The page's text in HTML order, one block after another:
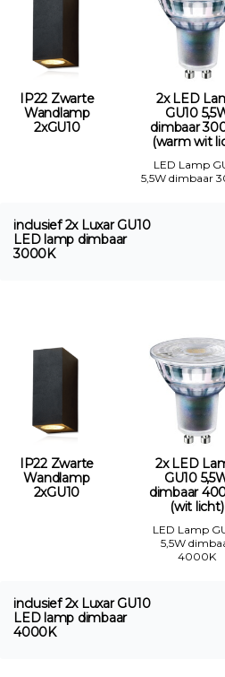
IP22 Zwarte
Wandlamp
2xGU10
2x LED
GU10
dimbaar
(warm wit
LED Lamp
5,5W dimbaar
inclusief 2x Luxar GU10
LED lamp dimbaar
3000K
IP22 Zwarte
Wandlamp
2xGU10
2x LED
GU10
dimbaar
(wit licht)
LED Lamp
5,5W
4000K
inclusief 2x Luxar GU10
LED lamp dimbaar
4000K